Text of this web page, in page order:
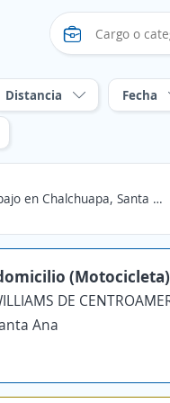
Distancia Fecha
en Chalchuapa, Santa Ana
(Motocicleta)
Ana